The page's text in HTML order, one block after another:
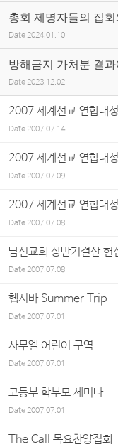
총회 제명자들의 집회
Date 2024.01.10
방해금지 가처분 결
Date 2023.12.02
2007 세계선교 연합대
Date2007.07.14
2007 세계선교 연합대
Date2007.07.09
2007 세계선교 연합대
Date2007.07.08
남선교회 상반기결산 헌
Date2007.07.08
헵시바 Summer Trip
Date2007.07.01
사무엘 어린이 구역
Date2007.07.01
고등부 학부모 세미나
Date2007.07.01
The Call 목요찬양집회